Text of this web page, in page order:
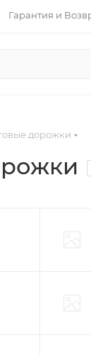
Гарантия и
дорожки